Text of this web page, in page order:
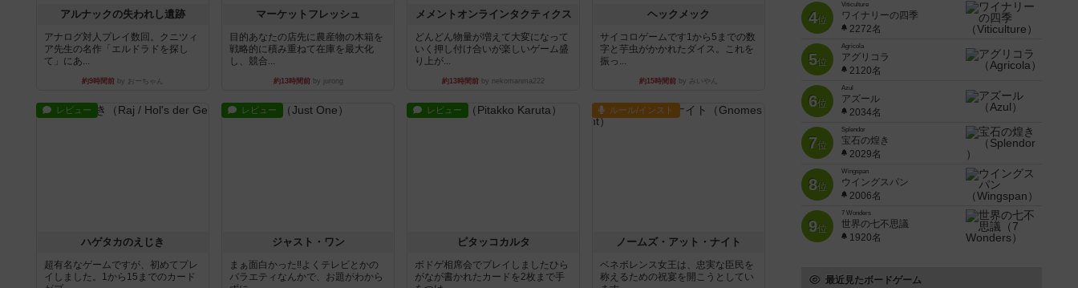
アルナックの失われし遺跡
アナログ対人プレイ数回。クニツィ
ア先生の名作「エルドラドを探し
て」にあ...
約9時間前 by おーちゃん
マーケットフレッシュ
目的あなたの店先に農産物の木箱を
戦略的に積み重ねて在庫を最大化
し、競合...
約13時間前by jurong
メメントオンラインタクティクス
どんどん物量が増えて大変になって
いく押し付け合いが楽しいゲーム盛
り上が...
約13時間前 by nekomanma222
ヘックメック
サイコロゲームです1から5までの数
字と芋虫がかかれたダイス。これを
振っ...
約15時間前 by みいやん
レビュー
ハゲタカのえじき
超有名なゲームですが、初めてプレ
イしました。1から15までのカード
レビュー
ジャスト・ワン
まぁ面白かった‼️よくテレビとかの
バラエティなんかで、お題がわから
レビュー
ピタッコカルタ
ボドゲ相席会でプレイしましたひら
がなが書かれたカードを2枚まで手
ルール/インスト
ノームズ・アット・ナイト
ベネボレンス女王は、忠実な臣民を
称えるための祝宴を開こうとしてい
4位
Viticulture
ワイナリーの四季
2272名
5位
Agricola
アグリコラ
2120名
6位
Azul
アズール
2034名
7位
Splendor
宝石の煌き
2029名
8位
Wingspan
ウイングスパン
2006名
9位
7 Wonders
世界の七不思議
1920名
最近見たボードゲーム